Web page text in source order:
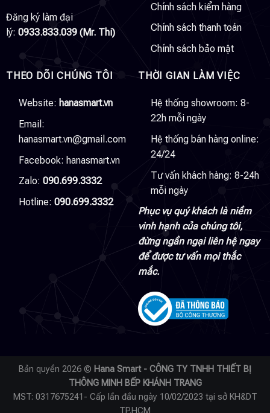
Đăng ký làm đại
lý: 0933.833.039 (Mr. Thi)
Chính sách kiểm hàng
Chính sách thanh toán
Chính sách bảo mật
THEO DÕI CHÚNG TÔI
Website: hanasmart.vn
Email:
hanasmart.vn@gmail.com
Facebook: hanasmart.vn
Zalo: 090.699.3332
Hotline: 090.699.3332
THỜI GIAN LÀM VIỆC
Hệ thống showroom: 8-
22h mỗi ngày
Hệ thống bán hàng online:
24/24
Tư vấn khách hàng: 8-24h
mỗi ngày
Phục vụ quý khách là niềm
vinh hạnh của chúng tôi,
đừng ngần ngại liên hệ ngay
để được tư vấn mọi thắc
mắc.
Bản quyền 2026 © Hana Smart - CÔNG TY TNHH THIẾT BỊ
THÔNG MINH BẾP KHÁNH TRANG
MST: 0317675241- Cấp lần đầu ngày 10/02/2023 tại sở KH&DT
TP.HCM